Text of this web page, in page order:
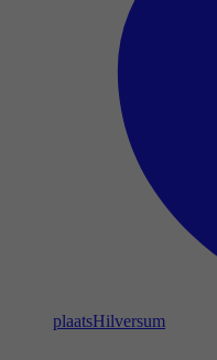
plaatsHilversum